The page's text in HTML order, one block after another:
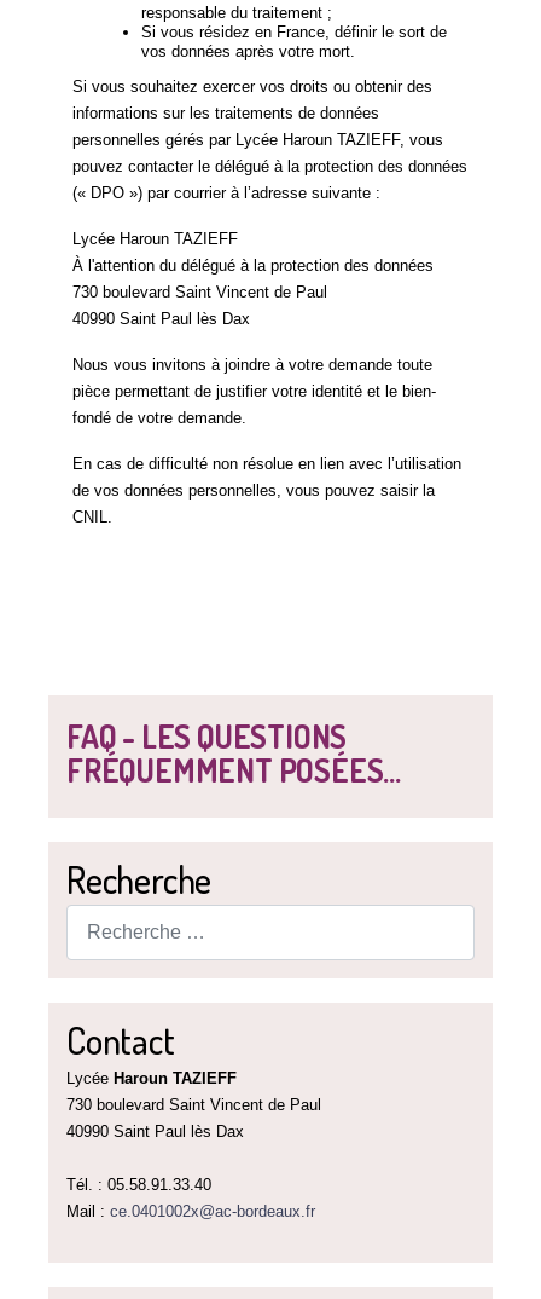
FAQ - LES QUESTIONS
FRÉQUEMMENT POSÉES...
Recherche
Contact
Lycée Haroun TAZIEFF
730 boulevard Saint Vincent de Paul
40990 Saint Paul lès Dax
Tél. : 05.58.91.33.40
Mail : ce.0401002x@ac-bordeaux.fr
responsable du traitement ;
Si vous résidez en France, définir le sort de
vos données après votre mort.
Si vous souhaitez exercer vos droits ou obtenir des
informations sur les traitements de données
personnelles gérés par Lycée Haroun TAZIEFF, vous
pouvez contacter le délégué à la protection des données
(« DPO ») par courrier à l’adresse suivante :
Lycée Haroun TAZIEFF
À l'attention du délégué à la protection des données
730 boulevard Saint Vincent de Paul
40990 Saint Paul lès Dax
Nous vous invitons à joindre à votre demande toute
pièce permettant de justifier votre identité et le bien-
fondé de votre demande.
En cas de difficulté non résolue en lien avec l’utilisation
de vos données personnelles, vous pouvez saisir la
CNIL.